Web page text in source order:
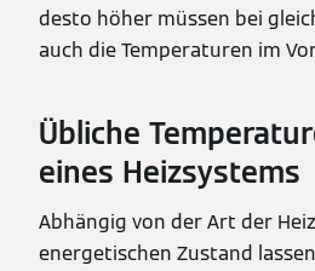
desto höher müssen bei
auch die Temperaturen im
Übliche
eines Heizsystems
Abhängig von der Art der
energetischen Zustand